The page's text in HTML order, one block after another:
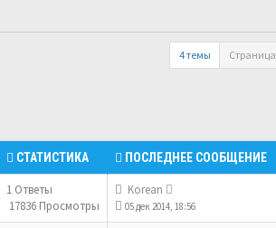
4 темы Страница
СТАТИСТИКА ПОСЛЕДНЕЕ СООБЩЕНИЕ
1 Ответы
17836 Просмотры
Korean
05 дек 2014, 18:56